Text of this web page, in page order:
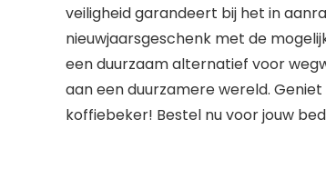
veiligheid garandeert bij het in
nieuwjaarsgeschenk met de
een duurzaam alternatief voor
aan een duurzamere wereld.
koffiebeker! Bestel nu voor jouw